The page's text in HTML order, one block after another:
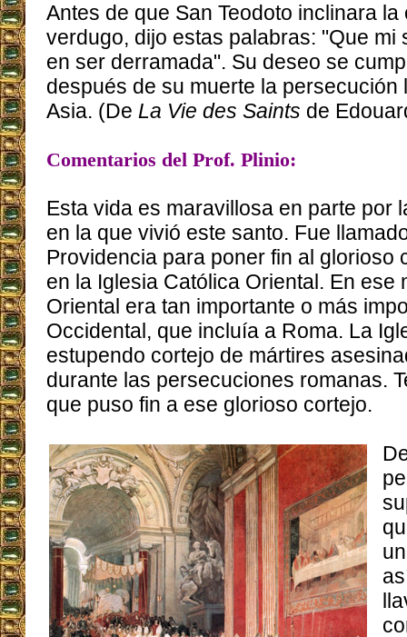
Antes de que San Teodoto inclinara
verdugo, dijo estas palabras: "Que mi
en ser derramada". Su deseo se
después de su muerte la persecución
Asia. (De La Vie des Saints de
Comentarios del Prof. Plinio:
Esta vida es maravillosa en parte por
en la que vivió este santo. Fue
Providencia para poner fin al glorioso
en la Iglesia Católica Oriental. En ese
Oriental era tan importante o más
Occidental, que incluía a Roma. La
estupendo cortejo de mártires
durante las persecuciones romanas.
que puso fin a ese glorioso cortejo.